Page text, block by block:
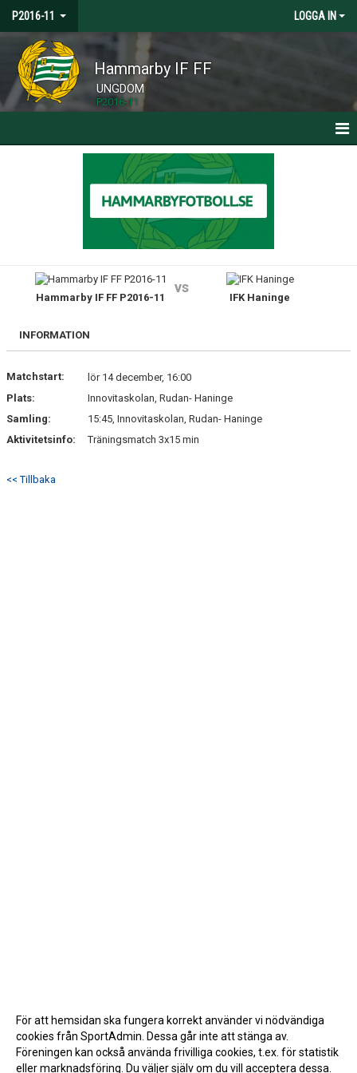
P2016-11 LOGGA IN
Hammarby IF FF
UNGDOM
P2016-11
TRUPPEN
BILDGALLERI
KONTAKT
Hammarby IF FF P2016-11
vs
IFK Haninge
INFORMATION
Matchstart:
lör 14 december, 16:00
Plats:
Innovitaskolan, Rudan- Haninge
Samling:
15:45, Innovitaskolan, Rudan- Haninge
Aktivitetsinfo:
Träningsmatch 3x15 min
<< Tillbaka
För att hemsidan ska fungera korrekt använder vi nödvändiga
cookies från SportAdmin. Dessa går inte att stänga av.
Föreningen kan också använda frivilliga cookies, t.ex. för statistik
eller marknadsföring. Du väljer själv om du vill acceptera dessa.